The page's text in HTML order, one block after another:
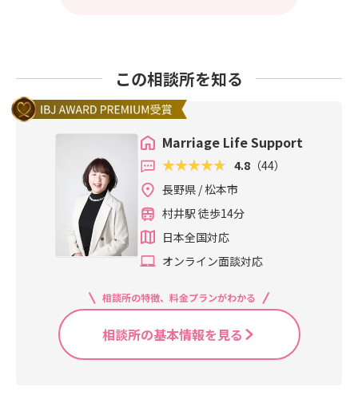
この相談所を知る
Marriage Life Support
4.8 （44）
長野県 / 松本市
村井駅 徒歩14分
日本全国対応
オンライン面談対応
相談所の特徴、料金プランがわかる
相談所の基本情報を見る